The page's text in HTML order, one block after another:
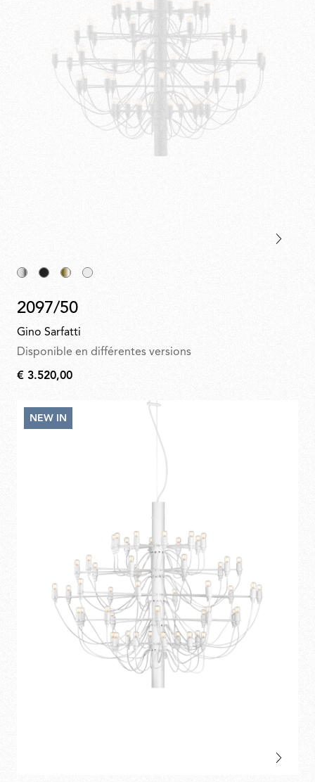
2097/50
Gino Sarfatti
Disponible en différentes versions
€
€ 3.520,00
NEW IN